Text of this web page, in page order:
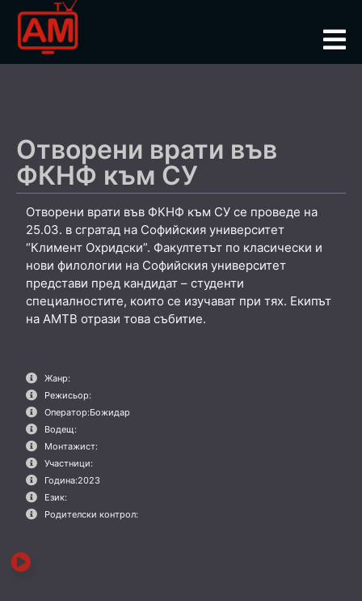
Отворени врати във
ФКНФ към СУ
Отворени врати във ФКНФ към СУ се проведе на
25.03. в сгратад на Софийския университет
“Климент Охридски”. Факултетът по класически и
нови филологии на Софийския университет
представи пред кандидат – студенти
специалностите, които се изучават при тях. Екипът
на АМТВ отрази това събитие.
Жанр:
Режисьор:
Оператор:Божидар
Водещ:
Монтажист:
Участници:
Година:2023
Език:
Родителски контрол: